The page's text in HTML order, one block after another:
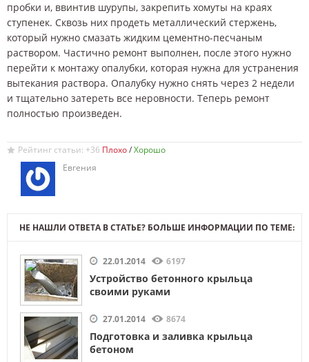
пробки и, ввинтив шурупы, закрепить хомуты на краях
ступенек. Сквозь них продеть металлический стержень,
который нужно смазать жидким цементно-песчаным
раствором. Частично ремонт выполнен, после этого нужно
перейти к монтажу опалубки, которая нужна для устранения
вытекания раствора. Опалубку нужно снять через 2 недели
и тщательно затереть все неровности. Теперь ремонт
полностью произведен.
Рейтинг статьи: +36
/
Евгения
НЕ НАШЛИ ОТВЕТА В СТАТЬЕ? БОЛЬШЕ ИНФОРМАЦИИ ПО ТЕМЕ:
22.01.2014 6197
Устройство бетонного крыльца
своими руками
27.01.2014 8674
Подготовка и заливка крыльца
бетоном